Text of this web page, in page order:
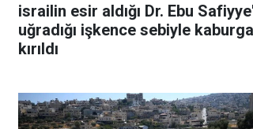
israilin esir aldığı Dr. Ebu
uğradığı işkence sebiyle
kırıldı